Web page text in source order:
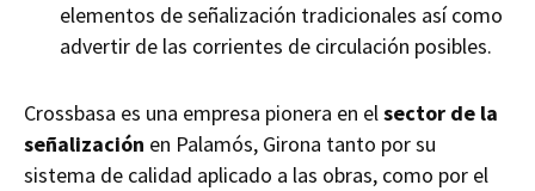
elementos de señalización tradicionales así como
advertir de las corrientes de circulación posibles.
Crossbasa es una empresa pionera en elsector de la
señalización en Palamós, Girona tanto por su
sistema de calidad aplicado a las obras, como por el